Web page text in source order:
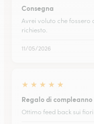
Consegna
Avrei voluto che fossero
richiesto.
11/05/2026
★ ★ ★ ★ ★
Regalo di compleanno
Ottimo feed back sui fiori